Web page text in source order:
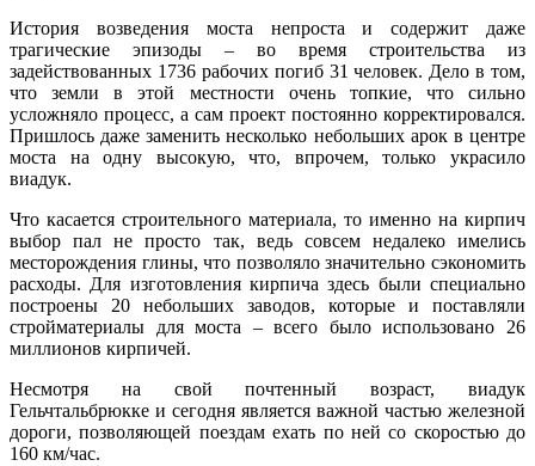
История возведения моста непроста и содержит даже
трагические эпизоды – во время строительства из
задействованных 1736 рабочих погиб 31 человек. Дело в том,
что земли в этой местности очень топкие, что сильно
усложняло процесс, а сам проект постоянно корректировался.
Пришлось даже заменить несколько небольших арок в центре
моста на одну высокую, что, впрочем, только украсило
виадук.
Что касается строительного материала, то именно на кирпич
выбор пал не просто так, ведь совсем недалеко имелись
месторождения глины, что позволяло значительно сэкономить
расходы. Для изготовления кирпича здесь были специально
построены 20 небольших заводов, которые и поставляли
стройматериалы для моста – всего было использовано 26
миллионов кирпичей.
Несмотря на свой почтенный возраст, виадук
Гельчтальбрюкке и сегодня является важной частью железной
дороги, позволяющей поездам ехать по ней со скоростью до
160 км/час.